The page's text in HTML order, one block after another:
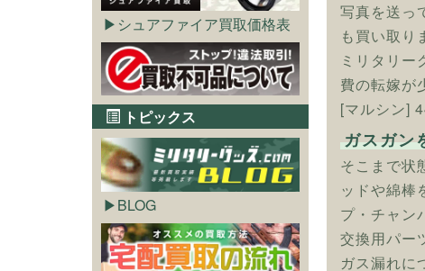
写真を送っ
も買い取り
ミリタリ
費の転嫁が
[マルシン]
ガスガン
そこまで状
ッドや綿棒
プ・チャン
交換用パー
ガス漏れに
シュアファイア買取価格表
トピックス
BLOG